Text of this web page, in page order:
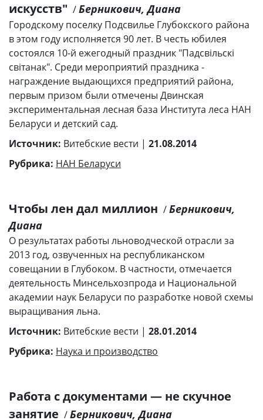
искусств" /Берникович, Диана
Городскому поселку Подсвилье Глубокского района
в этом году исполняется 90 лет. В честь юбилея
состоялся 10-й ежегодный праздник "Падсвільскі
світанак". Среди мероприятий праздника -
награждение выдающихся предприятий района,
первым призом были отмечены Двинская
экспериментальная лесная база Института леса НАН
Беларуси и детский сад.
Источник: Витебские вести | 21.08.2014
Рубрика: НАН Беларуси
Чтобы лен дал миллион /Берникович,
Диана
О результатах работы льноводческой отрасли за
2013 год, озвученных на республиканском
совещании в Глубоком. В частности, отмечается
деятельность Минсельхозпрода и Национальной
академии наук Беларуси по разработке новой схемы
выращивания льна.
Источник: Витебские вести | 28.01.2014
Рубрика: Наука и производство
Работа с документами — не скучное
занятие /Берникович, Диана